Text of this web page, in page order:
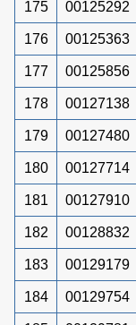
175 00125292
176 00125363
177 00125856
178 00127138
179 00127480
180 00127714
181 00127910
182 00128832
183 00129179
184 00129754